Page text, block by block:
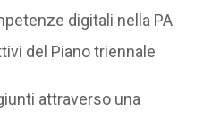
digitali nella PA
del Piano triennale
attraverso una